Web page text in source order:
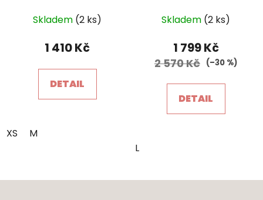
Skladem (2 ks)
1 410 Kč
DETAIL
XS M
Skladem (2 ks)
1 799 Kč
2 570 Kč (–30 %)
DETAIL
L
POŠLETE MI SLEVU